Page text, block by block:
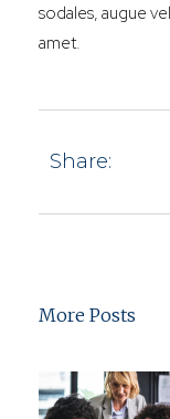
sodales, augue
amet.
Share:
More Posts